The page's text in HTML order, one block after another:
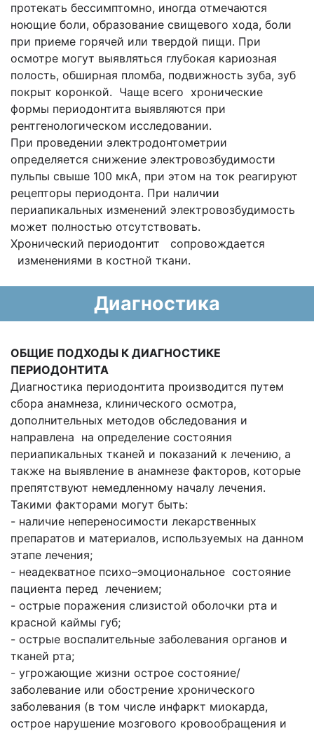
протекать бессимптомно, иногда отмечаются
ноющие боли, образование свищевого хода, боли
при приеме горячей или твердой пищи. При
осмотре могут выявляться глубокая кариозная
полость, обширная пломба, подвижность зуба, зуб
покрыт коронкой. Чаще всего хронические
формы периодонтита выявляются при
рентгенологическом исследовании.
При проведении электродонтометрии
определяется снижение электровозбудимости
пульпы свыше 100 мкА, при этом на ток реагируют
рецепторы периодонта. При наличии
периапикальных изменений электровозбудимость
может полностью отсутствовать.
Хронический периодонтит сопровождается
изменениями в костной ткани.
Диагностика
ОБЩИЕ ПОДХОДЫ К ДИАГНОСТИКЕ
ПЕРИОДОНТИТА
Диагностика периодонтита производится путем
сбора анамнеза, клинического осмотра,
дополнительных методов обследования и
направлена на определение состояния
периапикальных тканей и показаний к лечению, а
также на выявление в анамнезе факторов, которые
препятствуют немедленному началу лечения.
Такими факторами могут быть:
- наличие непереносимости лекарственных
препаратов и материалов, используемых на данном
этапе лечения;
- неадекватное психо–эмоциональное состояние
пациента перед лечением;
- острые поражения слизистой оболочки рта и
красной каймы губ;
- острые воспалительные заболевания органов и
тканей рта;
- угрожающие жизни острое состояние/
заболевание или обострение хронического
заболевания (в том числе инфаркт миокарда,
острое нарушение мозгового кровообращения и